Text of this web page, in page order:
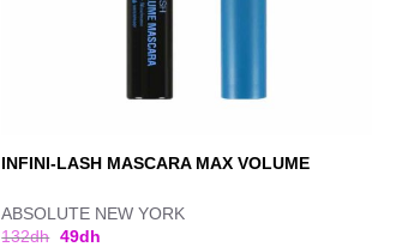
INFINI-LASH MASCARA MAX VOLUME
ABSOLUTE NEW YORK
132dh 49dh